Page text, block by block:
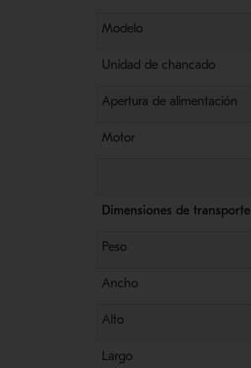
Modelo
Unidad de chancado
Apertura de alimentación
Motor
Dimensiones de transporte
Peso
Ancho
Alto
Largo